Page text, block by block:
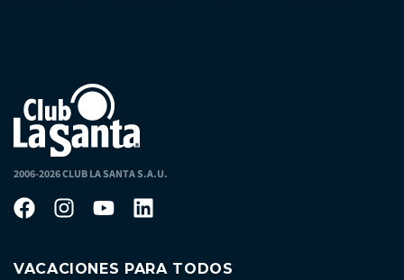
2006-2026 CLUB LA SANTA S.A.U.
VACACIONES PARA TODOS